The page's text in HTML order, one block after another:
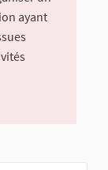
ayant